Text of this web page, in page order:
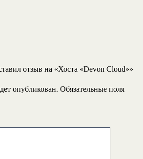
отзыв на «Хоста «Devon Cloud»»
опубликован. Обязательные поля